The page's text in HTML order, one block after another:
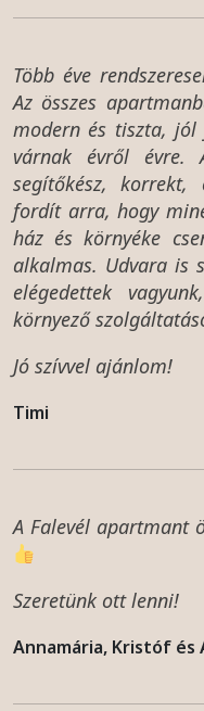
Több éve
Az összes
modern és tiszta, jól
várnak évről évre.
segítőkész,
fordít arra, hogy
ház és környéke
alkalmas. Udvara is
elégedettek
környező
Jó szívvel ajánlom!
Timi
A Falevél apartmant
Szeretünk ott lenni!
Annamária, Kristóf és